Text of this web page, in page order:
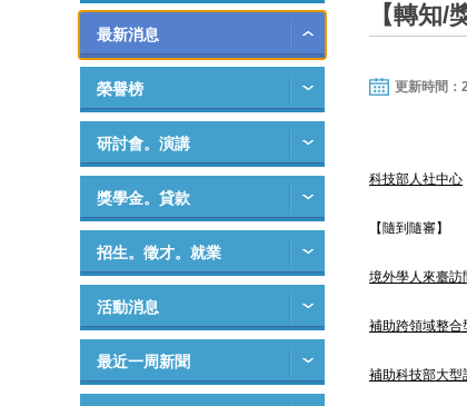
最新消息
榮譽榜
研討會。演講
獎學金。貸款
招生。徵才。就業
活動消息
最近一周新聞
【轉知/
更新時間
科技部人社中心
【隨到隨審】
境外學人來臺訪
補助跨領域整合
補助科技部大型